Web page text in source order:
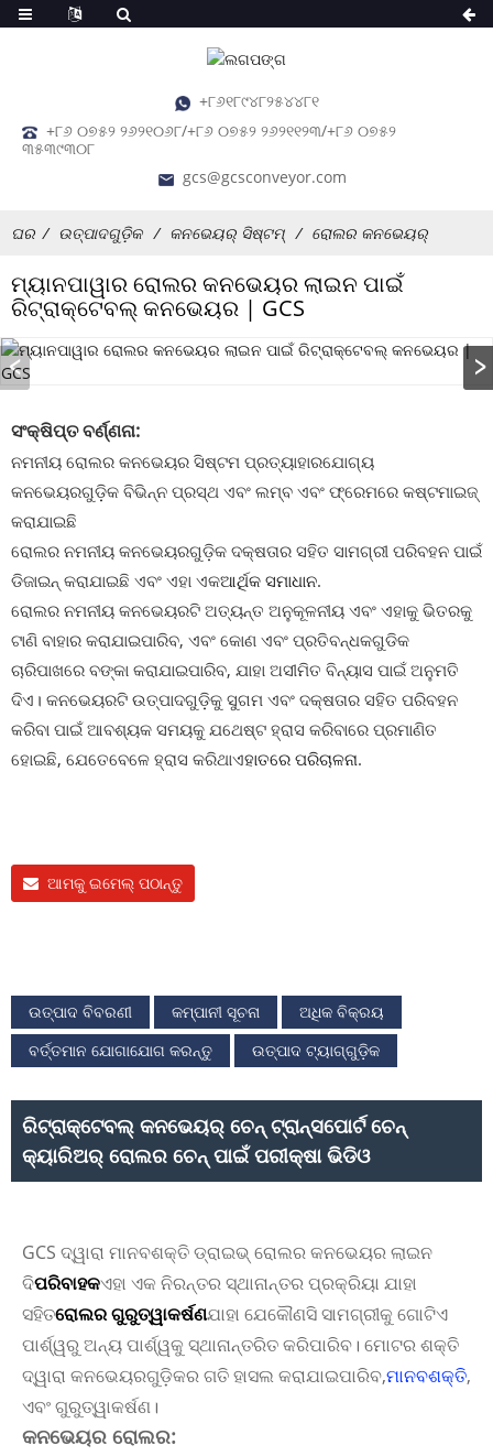
+୮୬୧୮୯୪୮୨୫୪୪୮୧
+୮୬ ୦୭୫୨ ୨୬୨୧୦୬୮/+୮୬ ୦୭୫୨ ୨୬୨୧୧୨୩/+୮୬ ୦୭୫୨
୩୫୩୯୩୦୮
gcs@gcsconveyor.com
ଘର ଉତ୍ପାଦଗୁଡ଼ିକ କନଭେୟର୍ ସିଷ୍ଟମ୍ ରୋଲର କନଭେୟର୍
ମ୍ୟାନପାୱାର ରୋଲର କନଭେୟର ଲାଇନ ପାଇଁ
ରିଟ୍ରାକ୍ଟେବଲ୍ କନଭେୟର | GCS
ସଂକ୍ଷିପ୍ତ ବର୍ଣ୍ଣନା:
ନମନୀୟ ରୋଲର କନଭେୟର ସିଷ୍ଟମ ପ୍ରତ୍ୟାହାରଯୋଗ୍ୟ
କନଭେୟରଗୁଡ଼ିକ ବିଭିନ୍ନ ପ୍ରସ୍ଥ ଏବଂ ଲମ୍ବ ଏବଂ ଫ୍ରେମରେ କଷ୍ଟମାଇଜ୍
କରାଯାଇଛି
ରୋଲର ନମନୀୟ କନଭେୟରଗୁଡ଼ିକ ଦକ୍ଷତାର ସହିତ ସାମଗ୍ରୀ ପରିବହନ ପାଇଁ
ଡିଜାଇନ୍ କରାଯାଇଛି ଏବଂ ଏହା ଏକଆର୍ଥିକ ସମାଧାନ.
ରୋଲର ନମନୀୟ କନଭେୟରଟି ଅତ୍ୟନ୍ତ ଅନୁକୂଳନୀୟ ଏବଂ ଏହାକୁ ଭିତରକୁ
ଟାଣି ବାହାର କରାଯାଇପାରିବ, ଏବଂ କୋଣ ଏବଂ ପ୍ରତିବନ୍ଧକଗୁଡିକ
ଚାରିପାଖରେ ବଙ୍କା କରାଯାଇପାରିବ, ଯାହା ଅସୀମିତ ବିନ୍ୟାସ ପାଇଁ ଅନୁମତି
ଦିଏ। କନଭେୟରଟି ଉତ୍ପାଦଗୁଡ଼ିକୁ ସୁଗମ ଏବଂ ଦକ୍ଷତାର ସହିତ ପରିବହନ
କରିବା ପାଇଁ ଆବଶ୍ୟକ ସମୟକୁ ଯଥେଷ୍ଟ ହ୍ରାସ କରିବାରେ ପ୍ରମାଣିତ
ହୋଇଛି, ଯେତେବେଳେ ହ୍ରାସ କରିଥାଏହାତରେ ପରିଚାଳନା.
ଆମକୁ ଇମେଲ୍ ପଠାନ୍ତୁ
ଉତ୍ପାଦ ବିବରଣୀ କମ୍ପାନୀ ସୂଚନା
ଅଧିକ ବିକ୍ରୟ
ବର୍ତ୍ତମାନ ଯୋଗାଯୋଗ କରନ୍ତୁ
ଉତ୍ପାଦ ଟ୍ୟାଗ୍‌ଗୁଡ଼ିକ
ରିଟ୍ରାକ୍ଟେବଲ୍ କନଭେୟର୍ ଚେନ୍ ଟ୍ରାନ୍ସପୋର୍ଟ ଚେନ୍
କ୍ୟାରିଅର୍ ରୋଲର ଚେନ୍ ପାଇଁ ପରୀକ୍ଷା ଭିଡିଓ
GCS ଦ୍ୱାରା ମାନବଶକ୍ତି ଡ୍ରାଇଭ୍ ରୋଲର କନଭେୟର ଲାଇନ
ଦିପରିବାହକଏହା ଏକ ନିରନ୍ତର ସ୍ଥାନାନ୍ତର ପ୍ରକ୍ରିୟା ଯାହା
ସହିତରୋଲର ଗୁରୁତ୍ୱାକର୍ଷଣଯାହା ଯେକୌଣସି ସାମଗ୍ରୀକୁ ଗୋଟିଏ
ପାର୍ଶ୍ୱରୁ ଅନ୍ୟ ପାର୍ଶ୍ୱକୁ ସ୍ଥାନାନ୍ତରିତ କରିପାରିବ। ମୋଟର ଶକ୍ତି
ଦ୍ୱାରା କନଭେୟରଗୁଡ଼ିକର ଗତି ହାସଲ କରାଯାଇପାରିବ,ମାନବଶକ୍ତି,
ଏବଂ ଗୁରୁତ୍ୱାକର୍ଷଣ।
କନଭେୟର ରୋଲର: